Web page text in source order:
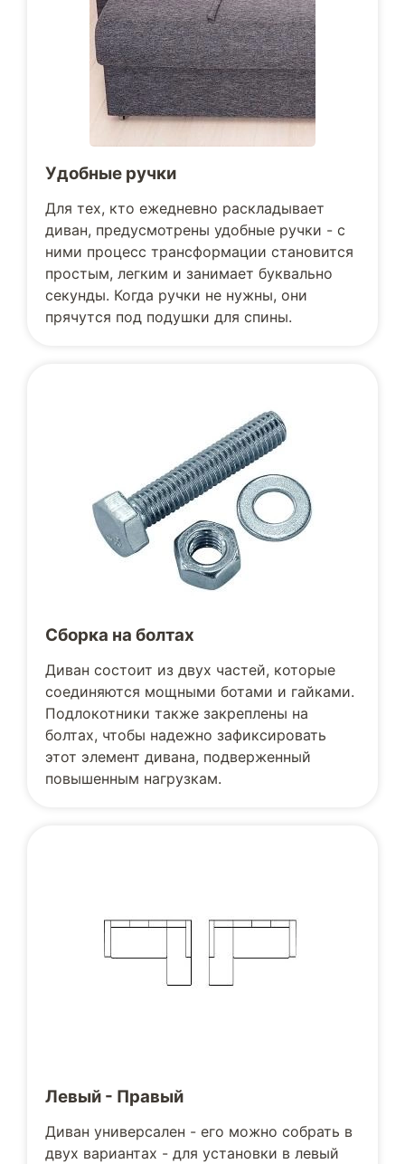
Удобные ручки
Для тех, кто ежедневно раскладывает
диван, предусмотрены удобные ручки - с
ними процесс трансформации становится
простым, легким и занимает буквально
секунды. Когда ручки не нужны, они
прячутся под подушки для спины.
Сборка на болтах
Диван состоит из двух частей, которые
соединяются мощными ботами и гайками.
Подлокотники также закреплены на
болтах, чтобы надежно зафиксировать
этот элемент дивана, подверженный
повышенным нагрузкам.
Левый - Правый
Диван универсален - его можно собрать в
двух вариантах - для установки в левый